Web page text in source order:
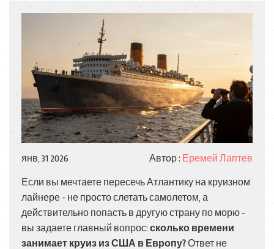
янв, 31 2026 Автор : Еремей Лаптев
Если вы мечтаете пересечь Атлантику на круизном
лайнере - не просто слетать самолетом, а
действительно попасть в другую страну по морю -
вы задаете главный вопрос: сколько времени
занимает круиз из США в Европу?Ответ не